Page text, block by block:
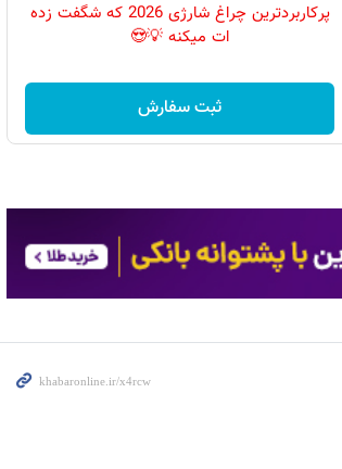
پرکاربردترین چراغ شارژی 2026 که شگفت زده
ات میکنه 💡😍
ثبت سفارش